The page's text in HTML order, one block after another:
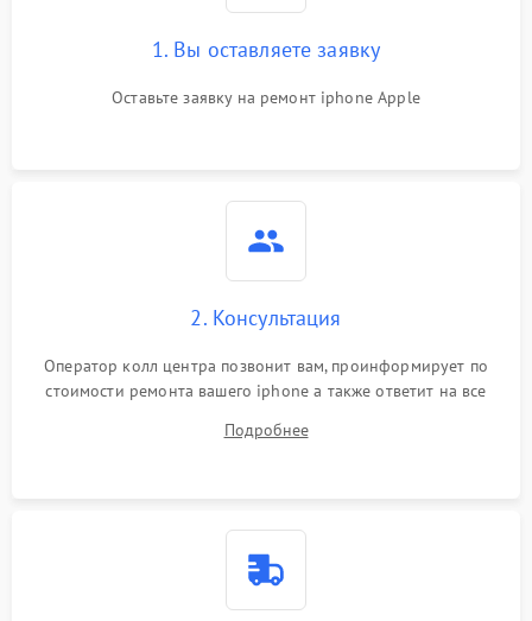
1. Вы оставляете заявку
Оставьте заявку на ремонт iphone Apple
2. Консультация
Оператор колл центра позвонит вам, проинформирует по
стоимости ремонта вашего iphone а также ответит на все
Подробнее